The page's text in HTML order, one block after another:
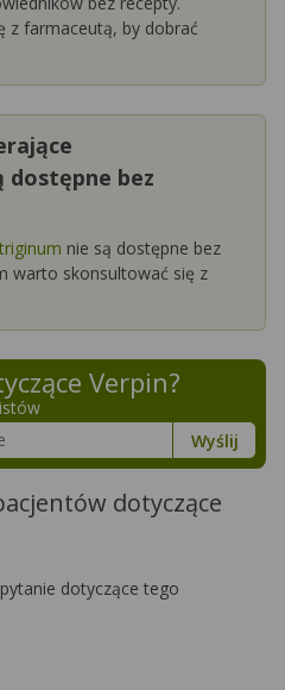
z farmaceutą, by dobrać
dostępne bez
nie są dostępne bez
warto skonsultować się z
Verpin?
Wyślij
dotyczące
dotyczące tego